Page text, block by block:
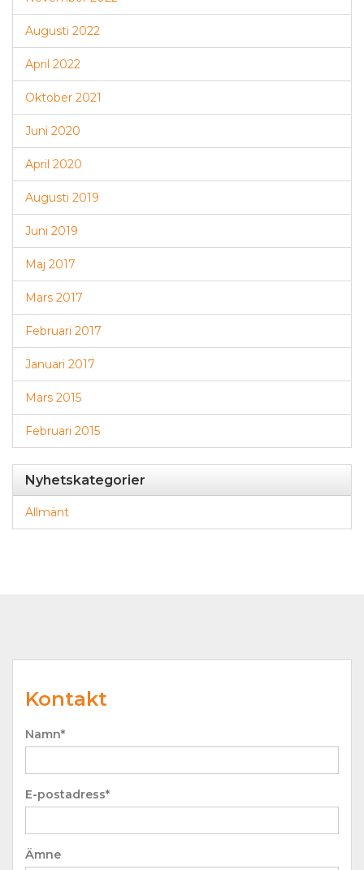
Augusti 2022
April 2022
Oktober 2021
Juni 2020
April 2020
Augusti 2019
Juni 2019
Maj 2017
Mars 2017
Februari 2017
Januari 2017
Mars 2015
Februari 2015
Nyhetskategorier
Allmänt
Kontakt
Namn*
E-postadress*
Ämne